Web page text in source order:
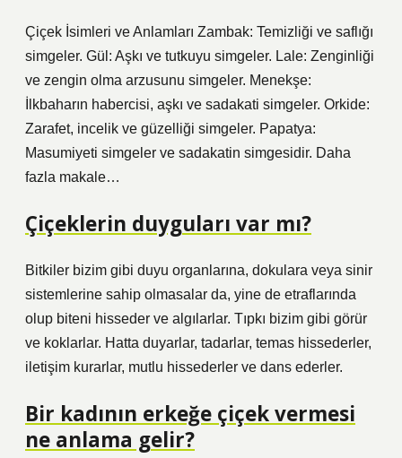
Çiçek İsimleri ve Anlamları Zambak: Temizliği ve saflığı
simgeler. Gül: Aşkı ve tutkuyu simgeler. Lale: Zenginliği
ve zengin olma arzusunu simgeler. Menekşe:
İlkbaharın habercisi, aşkı ve sadakati simgeler. Orkide:
Zarafet, incelik ve güzelliği simgeler. Papatya:
Masumiyeti simgeler ve sadakatin simgesidir. Daha
fazla makale…
Çiçeklerin duyguları var mı?
Bitkiler bizim gibi duyu organlarına, dokulara veya sinir
sistemlerine sahip olmasalar da, yine de etraflarında
olup biteni hisseder ve algılarlar. Tıpkı bizim gibi görür
ve koklarlar. Hatta duyarlar, tadarlar, temas hissederler,
iletişim kurarlar, mutlu hissederler ve dans ederler.
Bir kadının erkeğe çiçek vermesi
ne anlama gelir?